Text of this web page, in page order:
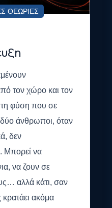
ΘΕΩΡΊΕΣ
τον χώρο και τον
φύση που σε
δύο άνθρωποι, όταν
δεν
Μπορεί να
να ζουν σε
αλλά κάτι, σαν
κρατάει ακόμα